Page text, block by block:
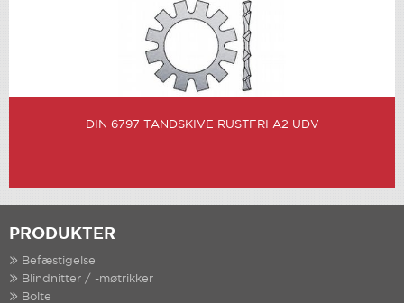
DIN 6797 TANDSKIVE RUSTFRI A2 UDV
PRODUKTER
Befæstigelse
Blindnitter / -møtrikker
Bolte